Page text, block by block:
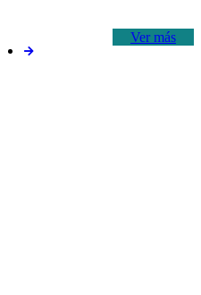
Ver más